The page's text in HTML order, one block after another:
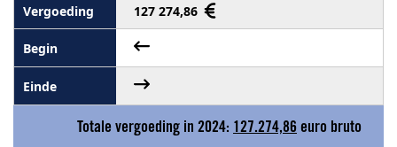
127 274,86
Totale vergoeding in 2024: 127.274,86 euro bruto